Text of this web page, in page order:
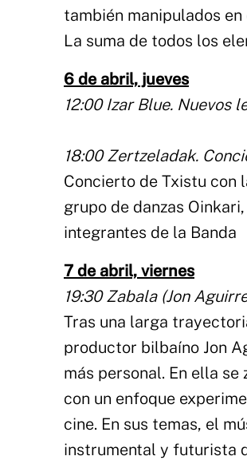
también manipulados
La suma de todos los
6 de abril, jueves
12:00 Izar Blue. Nuevos
18:00 Zertzeladak.
Concierto de Txistu con
grupo de danzas
integrantes de la Banda
7 de abril, viernes
19:30 Zabala (Jon
Tras una larga
productor bilbaíno Jon
más personal. En ella
con un enfoque
cine. En sus temas, el
instrumental y futurista